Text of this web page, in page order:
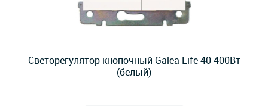
Cветорегулятор кнопочный Galea Life 40-400Вт
(белый)